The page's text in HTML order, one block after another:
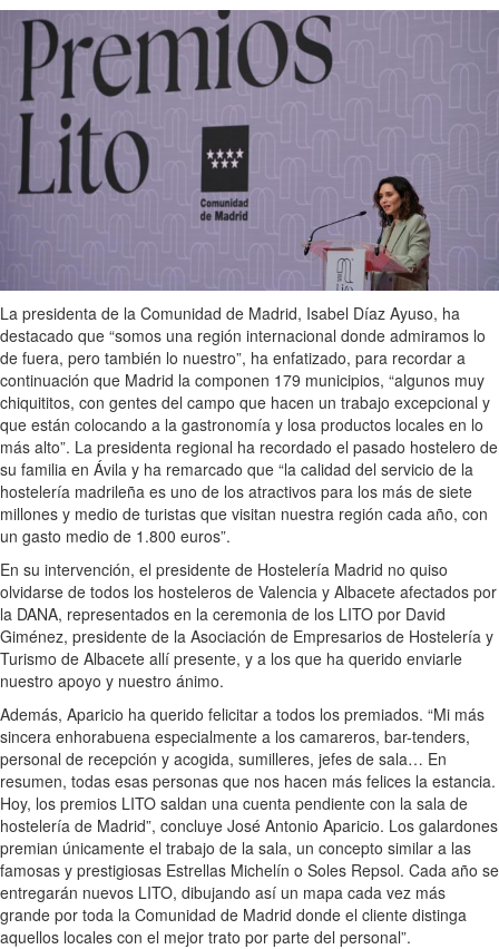
La presidenta de la Comunidad de Madrid, Isabel Díaz Ayuso, ha
destacado que “somos una región internacional donde admiramos lo
de fuera, pero también lo nuestro”, ha enfatizado, para recordar a
continuación que Madrid la componen 179 municipios, “algunos muy
chiquititos, con gentes del campo que hacen un trabajo excepcional y
que están colocando a la gastronomía y losa productos locales en lo
más alto”. La presidenta regional ha recordado el pasado hostelero de
su familia en Ávila y ha remarcado que “la calidad del servicio de la
hostelería madrileña es uno de los atractivos para los más de siete
millones y medio de turistas que visitan nuestra región cada año, con
un gasto medio de 1.800 euros”.
En su intervención, el presidente de Hostelería Madrid no quiso
olvidarse de todos los hosteleros de Valencia y Albacete afectados por
la DANA, representados en la ceremonia de los LITO por David
Giménez, presidente de la Asociación de Empresarios de Hostelería y
Turismo de Albacete allí presente, y a los que ha querido enviarle
nuestro apoyo y nuestro ánimo.
Además, Aparicio ha querido felicitar a todos los premiados. “Mi más
sincera enhorabuena especialmente a los camareros, bar-tenders,
personal de recepción y acogida, sumilleres, jefes de sala… En
resumen, todas esas personas que nos hacen más felices la estancia.
Hoy, los premios LITO saldan una cuenta pendiente con la sala de
hostelería de Madrid”, concluye José Antonio Aparicio. Los galardones
premian únicamente el trabajo de la sala, un concepto similar a las
famosas y prestigiosas Estrellas Michelín o Soles Repsol. Cada año se
entregarán nuevos LITO, dibujando así un mapa cada vez más
grande por toda la Comunidad de Madrid donde el cliente distinga
aquellos locales con el mejor trato por parte del personal”.